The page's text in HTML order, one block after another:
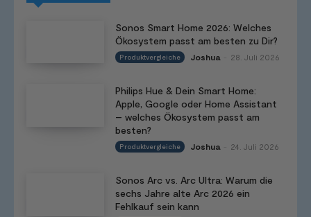
Sonos Smart Home 2026: Welches
Ökosystem passt am besten zu Dir?
Produktvergleiche Joshua 28. Juli 2026
Philips Hue & Dein Smart Home:
Apple, Google oder Home Assistant
– welches Ökosystem passt am
besten?
Produktvergleiche Joshua 24. Juli 2026
Sonos Arc vs. Arc Ultra: Warum die
sechs Jahre alte Arc 2026 ein
Fehlkauf sein kann